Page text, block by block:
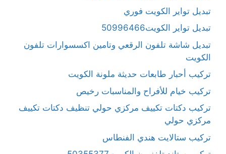
تبديل تواير الكويت فوري
تبديل تواير الكويت50996466
تبديل شاشة تلفون الرقعي وتامين اكسسوارات تلفون
الكويت
تركيب أحبار طابعات حديثة ملونة الكويت
تركيب خيام للأفراح والمناسبات رخيص
تركيب دكتات تكييف مركزي حولي تنظيف دكتات تكييف
مركزي حولي
تركيب ستالايت هندي الفنطاس